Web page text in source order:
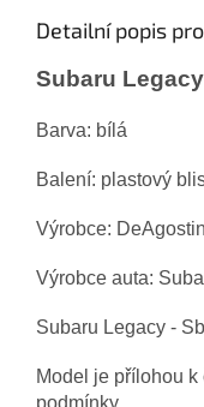
Detailní popis
Subaru
Barva: bílá
Balení: plastový
Výrobce:
Výrobce auta:
Subaru Legacy -
Model je přílohou